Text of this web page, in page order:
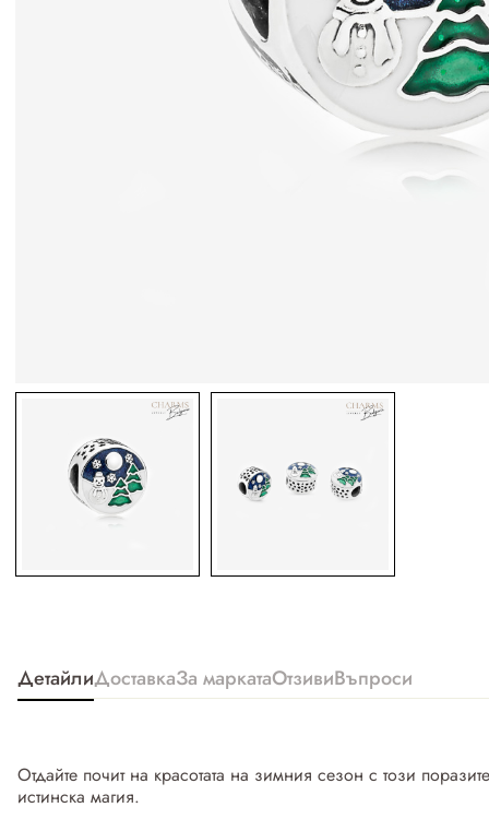
ДетайлиДоставкаЗа маркатаОтзивиВъпроси
Отдайте почит на красотата на зимния сезон с този
истинска магия.